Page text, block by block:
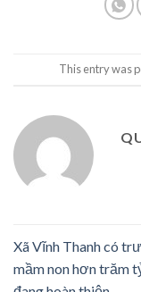
This entry was
Xã Vĩnh Thanh có
mầm non hơn trăm